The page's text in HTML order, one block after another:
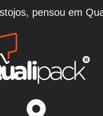
pensou em